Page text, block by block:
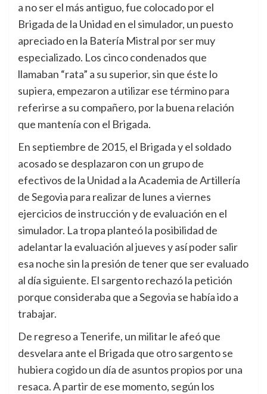
a no ser el más antiguo, fue colocado por el
Brigada de la Unidad en el simulador, un puesto
apreciado en la Batería Mistral por ser muy
especializado. Los cinco condenados que
llamaban “rata” a su superior, sin que éste lo
supiera, empezaron a utilizar ese término para
referirse a su compañero, por la buena relación
que mantenía con el Brigada.
En septiembre de 2015, el Brigada y el soldado
acosado se desplazaron con un grupo de
efectivos de la Unidad a la Academia de Artillería
de Segovia para realizar de lunes a viernes
ejercicios de instrucción y de evaluación en el
simulador. La tropa planteó la posibilidad de
adelantar la evaluación al jueves y así poder salir
esa noche sin la presión de tener que ser evaluado
al día siguiente. El sargento rechazó la petición
porque consideraba que a Segovia se había ido a
trabajar.
De regreso a Tenerife, un militar le afeó que
desvelara ante el Brigada que otro sargento se
hubiera cogido un día de asuntos propios por una
resaca. A partir de ese momento, según los